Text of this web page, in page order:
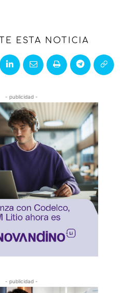
ESTA NOTICIA
- publicidad -
- publicidad -